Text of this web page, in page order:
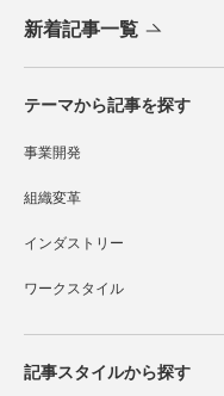
新着記事一覧
テーマから記事を探す
事業開発
組織変革
インダストリー
ワークスタイル
記事スタイルから探す